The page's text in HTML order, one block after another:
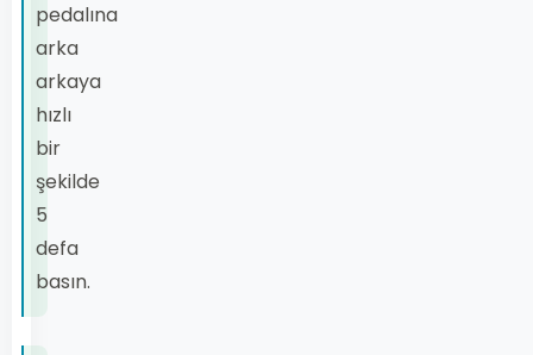
pedalına
arka
arkaya
hızlı
bir
şekilde
5
defa
basın.